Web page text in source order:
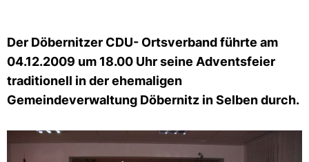
Der Döbernitzer CDU- Ortsverband führte am
04.12.2009 um 18.00 Uhr seine Adventsfeier
traditionell in der ehemaligen
Gemeindeverwaltung Döbernitz in Selben durch.